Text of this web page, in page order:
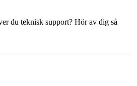
du teknisk support? Hör av dig så